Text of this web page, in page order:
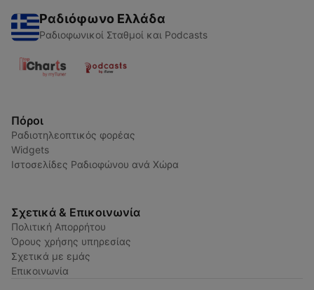
Ραδιόφωνο Ελλάδα
Ραδιοφωνικοί Σταθμοί και Podcasts
Πόροι
Ραδιοτηλεοπτικός φορέας
Widgets
Ιστοσελίδες Ραδιοφώνου ανά Χώρα
Σχετικά & Επικοινωνία
Πολιτική Απορρήτου
Όρους χρήσης υπηρεσίας
Σχετικά με εμάς
Επικοινωνία